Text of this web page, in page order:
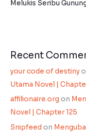
Melukis Seribu
Recent
your code of destiny
Utama Novel |
affilionaire.org on
Novel | Chapter 125
Snipfeed on